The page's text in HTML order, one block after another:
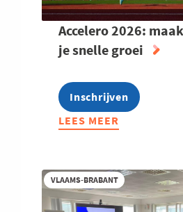
Accelero 2026:
je snelle groei
Inschrijven
LEES MEER
ABOUT
MAAK
WERK
VAN
VLAAMS-BRABANT